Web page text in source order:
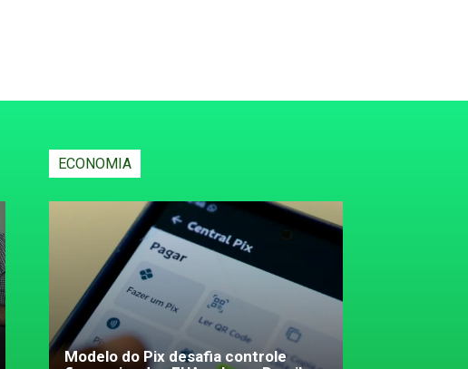
ECONOMIA
Modelo do Pix desafia controle